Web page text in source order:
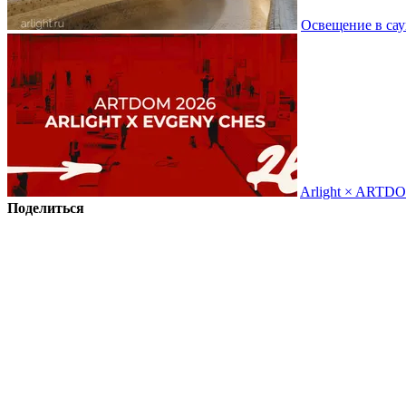
Освещение в
Arlight ×
Поделиться